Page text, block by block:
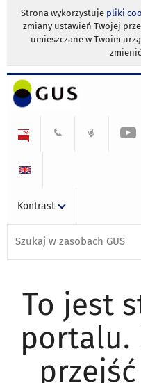
Strona wykorzystuje pliki
zmiany ustawień Twojej
umieszczane w Twoim
Kontrast
To jest
portalu.